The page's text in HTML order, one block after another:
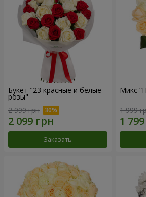
Букет "23 красные и белые
розы"
2 999 грн
Заказать
Микс
1 999